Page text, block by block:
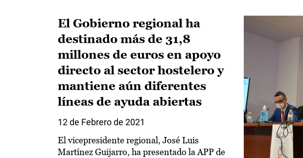
El Gobierno regional ha
destinado más de 31,8
millones de euros en apoyo
directo al sector hostelero y
mantiene aún diferentes
líneas de ayuda abiertas
12 de Febrero de 2021
El vicepresidente regional, José Luis
Martínez Guijarro, ha presentado la APP de